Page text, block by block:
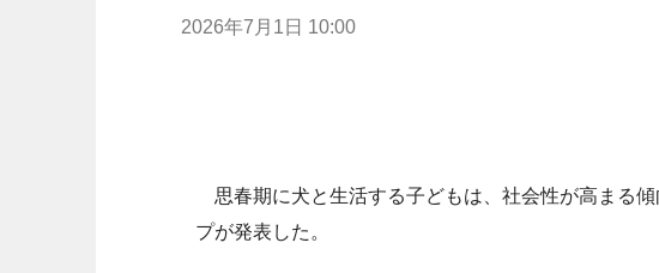
2026年7月1日 10:00
思春期に犬と生活する子どもは、社会性が高まる
プが発表した。